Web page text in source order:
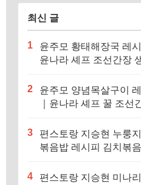
최신 글
1
윤주모 황태해장국 레
윤나라 셰프 조선간장
2
윤주모 양념목살구이
｜윤나라 셰프 꿀 조선
3
편스토랑 지승현 누룽
볶음밥 레시피 김치볶
4
편스토랑 지승현 미나